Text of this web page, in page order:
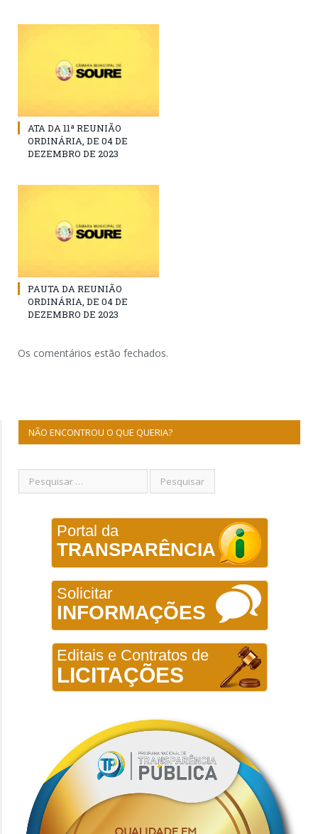
ATA DA 11ª REUNIÃO
ORDINÁRIA, DE 04 DE
DEZEMBRO DE 2023
PAUTA DA REUNIÃO
ORDINÁRIA, DE 04 DE
DEZEMBRO DE 2023
Os comentários estão fechados.
NÃO ENCONTROU O QUE QUERIA?
Portal da
TRANSPARÊNCIA
Solicitar
INFORMAÇÕES
Editais e Contratos de
LICITAÇÕES